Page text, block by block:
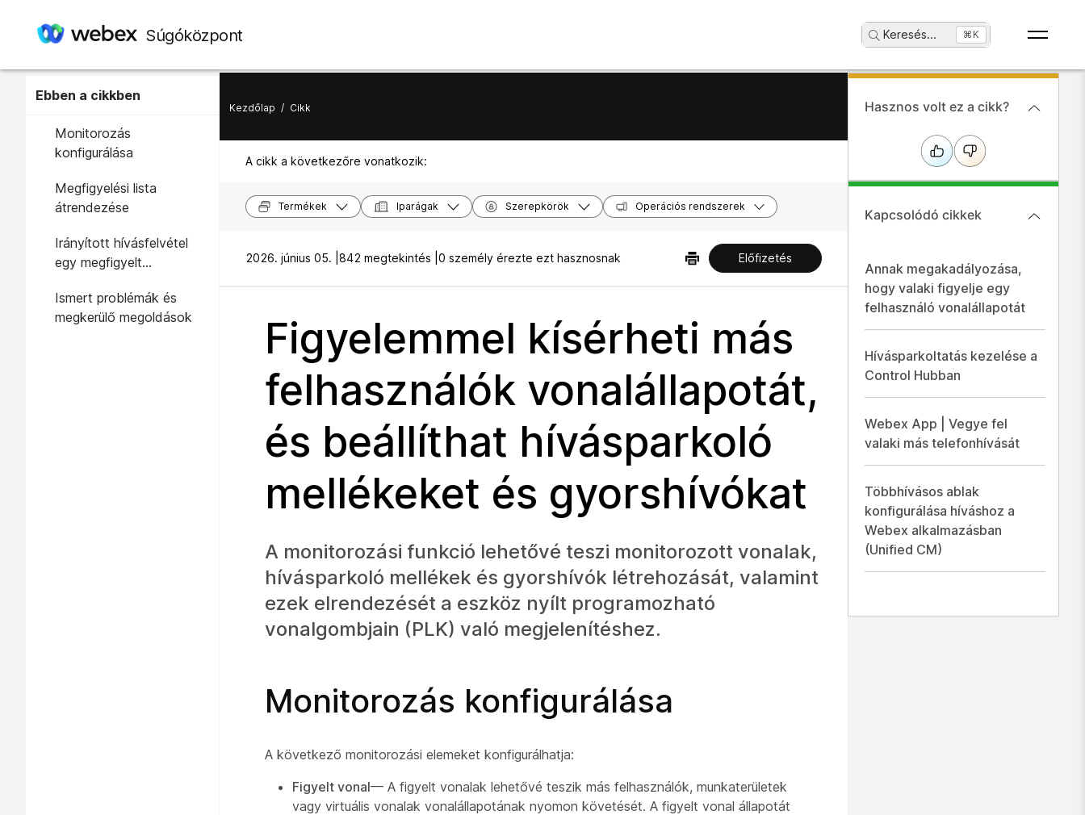
Súgóközpont Keresés... ⌘K
Ebben a cikkben
Monitorozás
konfigurálása
Megfigyelési lista
átrendezése
Irányított hívásfelvétel
egy megfigyelt
Ismert problémák és
megkerülő megoldások
Kezdőlap / Cikk
A cikk a következőre vonatkozik:
Termékek Iparágak Szerepkörök Operációs rendszerek
2026. június 05. | 842 megtekintés | 0 személy érezte ezt hasznosnak Előfizetés
Figyelemmel kísérheti más
felhasználók vonalállapotát,
és beállíthat hívásparkoló
mellékeket és gyorshívókat
A monitorozási funkció lehetővé teszi monitorozott vonalak,
hívásparkoló mellékek és gyorshívók létrehozását, valamint
ezek elrendezését a eszköz nyílt programozható
vonalgombjain (PLK) való megjelenítéshez.
Monitorozás konfigurálása
A következő monitorozási elemeket konfigurálhatja:
Figyelt vonal— A figyelt vonalak lehetővé teszik más felhasználók, munkaterületek
vagy virtuális vonalak vonalállapotának nyomon követését. A figyelt vonal állapotát
Hasznos volt ez a cikk?
Kapcsolódó cikkek
Annak megakadályozása,
hogy valaki figyelje egy
felhasználó vonalállapotát
Hívásparkoltatás kezelése a
Control Hubban
Webex App | Vegye fel
valaki más telefonhívását
Többhívásos ablak
konfigurálása híváshoz a
Webex alkalmazásban
(Unified CM)